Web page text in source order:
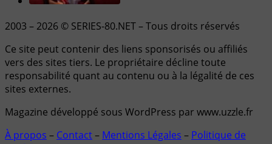
2003 – 2026 © SERIES-80.NET – Tous droits réservés
Ce site peut contenir des liens sponsorisés ou affiliés
vers des sites tiers. Le propriétaire décline toute
responsabilité quant au contenu ou à la légalité de ces
sites externes.
Magazine développé sous WordPress par www.uzzle.fr
À propos – Contact– Mentions Légales – Politique de